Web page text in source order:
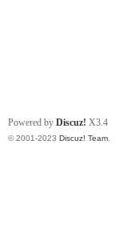
Powered by Discuz! X3.4
© 2001-2023 Discuz! Team